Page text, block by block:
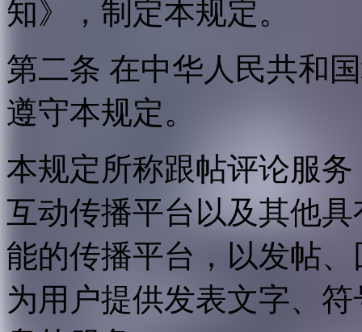
知》，制定本规定。
第二条 在中华人民共和
遵守本规定。
本规定所称跟帖评论服
互动传播平台以及其他
能的传播平台，以发帖
为用户提供发表文字、